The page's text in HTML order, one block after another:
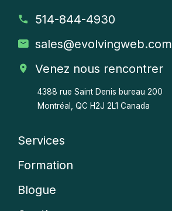
514-844-4930
sales@evolvingweb.com
Venez nous rencontrer
4388 rue Saint Denis bureau 200
Montréal, QC H2J 2L1 Canada
Company
menu
Services
Formation
Blogue